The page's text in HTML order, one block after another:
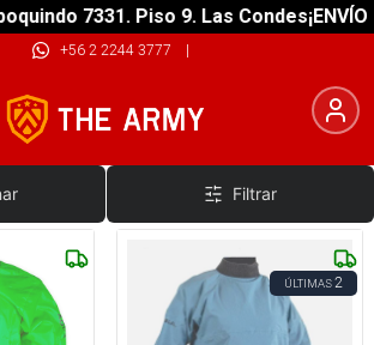
7331. Piso 9. Las Condes¡ENVÍO
+56 2 2244 3777 |
Filtrar
ÚLTIMAS2